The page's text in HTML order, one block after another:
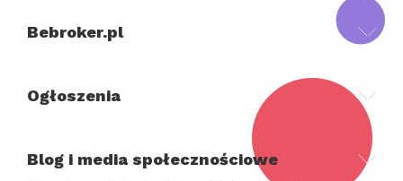
Bebroker.pl
Ogłoszenia
Blog i media społecznościowe